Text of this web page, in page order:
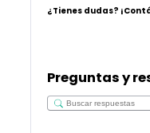
¿Tienes dudas?
Preguntas y